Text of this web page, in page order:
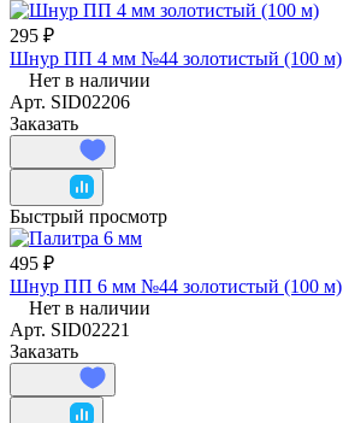
295 ₽
Шнур ПП 4 мм №44 золотистый (100 м)
Нет в наличии
Арт. SID02206
Заказать
Быстрый просмотр
495 ₽
Шнур ПП 6 мм №44 золотистый (100 м)
Нет в наличии
Арт. SID02221
Заказать